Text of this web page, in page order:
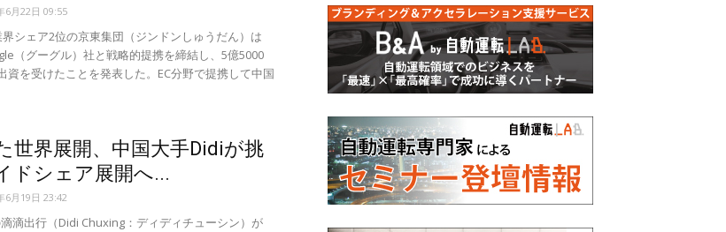
6月22日 09:55
シェア2位の京東集団（ジンドンしゅうだん）は
（グーグル）社と戦略的提携を締結し、5億5000
資を受けたことを発表した。EC分野で提携して中国
世界展開、中国大手Didiが挑
シェア展開へ...
6月19日 23:42
滴出行（Didi Chuxing：ディディチューシン）が